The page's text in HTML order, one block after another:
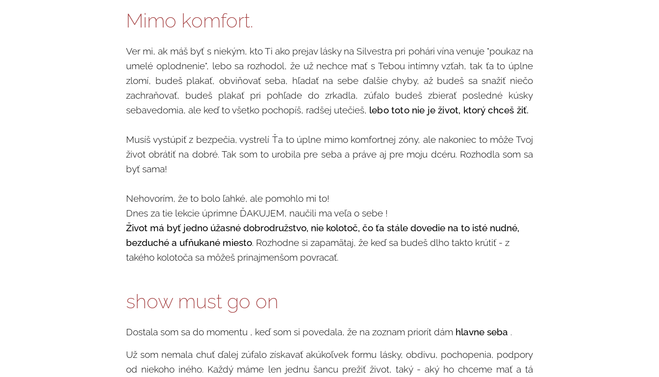
Mimo komfort.
Ver mi, ak máš byť s niekým, kto Ti ako prejav lásky na Silvestra pri pohári vína venuje "poukaz na
umelé oplodnenie", lebo sa rozhodol, že už nechce mať s Tebou intímny vzťah, tak ťa to úplne
zlomí, budeš plakať, obviňovať seba, hľadať na sebe ďalšie chyby, až budeš sa snažiť niečo
zachraňovať, budeš plakať pri pohľade do zrkadla, zúfalo budeš zbierať posledné kúsky
sebavedomia, ale keď to všetko pochopíš, radšej utečieš, lebo toto nie je život, ktorý chceš žiť.
Musíš vystúpiť z bezpečia, vystrelí Ťa to úplne mimo komfortnej zóny, ale nakoniec to môže Tvoj
život obrátiť na dobré. Tak som to urobila pre seba a práve aj pre moju dcéru. Rozhodla som sa
byť sama!
Nehovorím, že to bolo ľahké, ale pomohlo mi to!
Dnes za tie lekcie úprimne ĎAKUJEM, naučili ma veľa o sebe !
Život má byť jedno úžasné dobrodružstvo, nie kolotoč, čo ťa stále dovedie na to isté nudné,
bezduché a ufňukané miesto. Rozhodne si zapamätaj, že keď sa budeš dlho takto krútiť - z
takého kolotoča sa môžeš prinajmenšom povracať.
show must go on
Dostala som sa do momentu , keď som si povedala, že na zoznam priorít dám hlavne seba .
Už som nemala chuť ďalej zúfalo získavať akúkoľvek formu lásky, obdivu, pochopenia, podpory
od niekoho iného. Každý máme len jednu šancu prežiť život, taký - aký ho chceme mať a tá